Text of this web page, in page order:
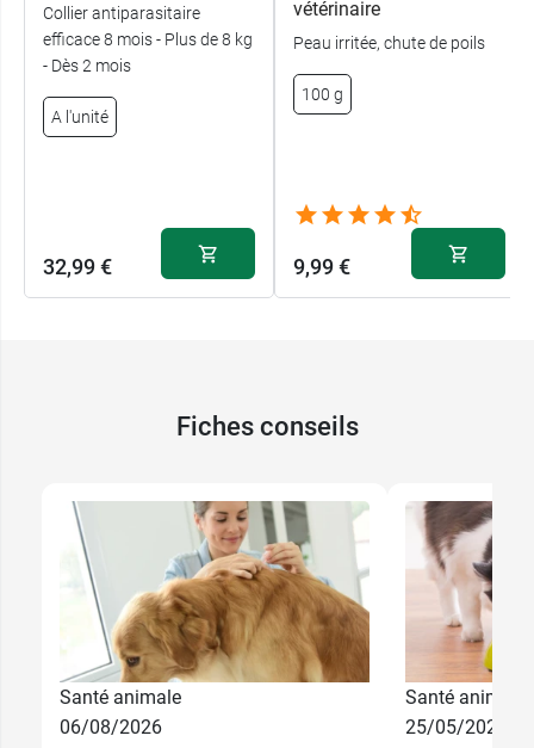
Collier antiparasitaire
efficace 8 mois - Plus de 8 kg
- Dès 2 mois
A l'unité
32,99 €
vétérinaire
Peau irritée, chute de poils
100 g
9,99 €
Fiches conseils
Santé animale
06/08/2026
Santé animale
25/05/2026